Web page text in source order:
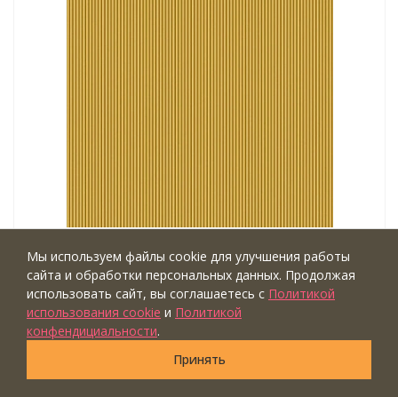
13 500р/рулон
Тип обоев: винил на флизелине,
антивандальные
Ширина рулона (м): ⟷0,7
Коллекция: Lamborghini 3
Мы используем файлы cookie для улучшения работы
сайта и обработки персональных данных. Продолжая
использовать сайт, вы соглашаетесь с Политикой
использования cookie и Политикой
конфендициальности.
Принять